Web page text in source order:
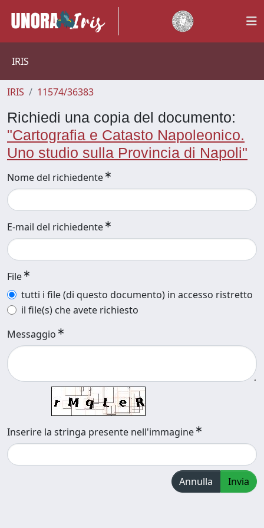
IRIS
IRIS 11574/36383
Richiedi una copia del documento:
"Cartografia e Catasto Napoleonico.
Uno studio sulla Provincia di Napoli"
Nome del richiedente
E-mail del richiedente
File
tutti i file (di questo documento) in accesso ristretto
il file(s) che avete richiesto
Messaggio
Inserire la stringa presente nell'immagine
Annulla Invia